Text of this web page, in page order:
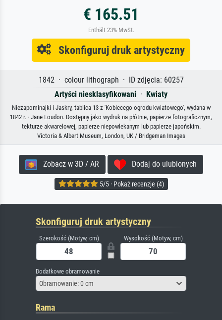
€ 165.51
Enthält 23% MwSt.
Skonfiguruj druk artystyczny
1842 · colour lithograph · ID zdjęcia: 60257
Artyści niesklasyfikowani · Kwiaty
Niezapominajki i Jaskry, tablica 13 z 'Kobiecego ogrodu kwiatowego', wydana w
1842 r. · Jane Loudon. Dostępny jako wydruk na płótnie, papierze fotograficznym,
tekturze akwarelowej, papierze niepowlekanym lub papierze japońskim.
Victoria & Albert Museum, London, UK / Bridgeman Images
Zobacz w 3D / AR Dodaj do ulubionych
5/5 · Pokaż recenzje (4)
Skonfiguruj druk artystyczny
Szerokość (Motyw, cm) Wysokość (Motyw, cm)
Dodatkowe obramowanie
Obramowanie: 0 cm
Rama